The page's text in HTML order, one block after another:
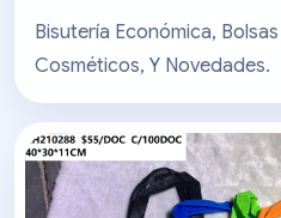
Bisutería Económica,
Cosméticos, Y Novedades.